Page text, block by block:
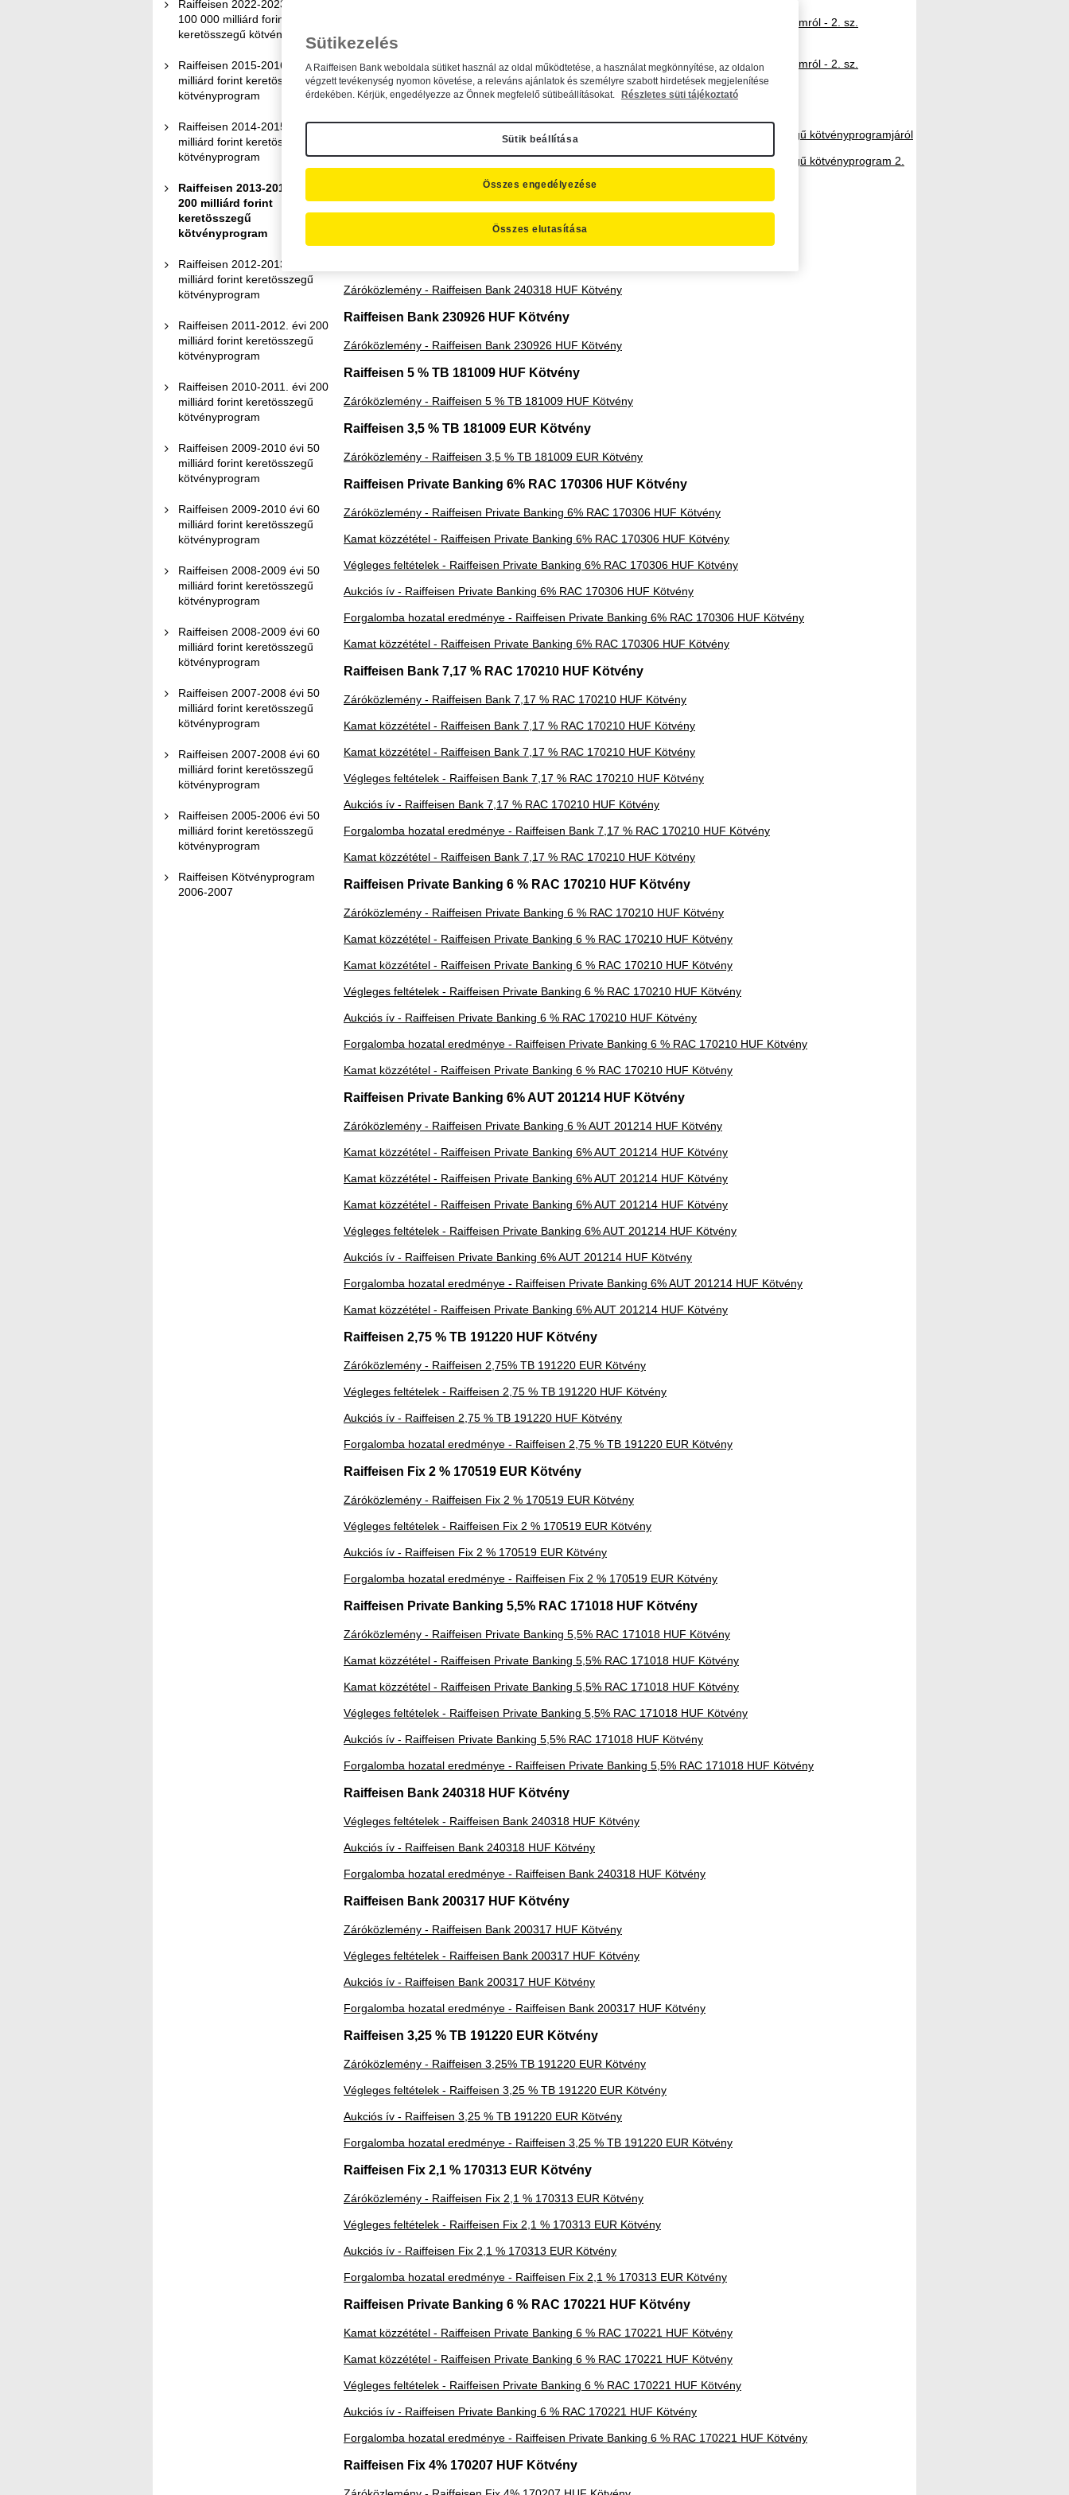
Raiffeisen 2022-2023. ÉVI
100 000 milliárd forint
keretösszegű kötvényprogram
Raiffeisen 2015-2016. évi 200
milliárd forint keretösszegű
kötvényprogram
Raiffeisen 2014-2015. évi 200
milliárd forint keretösszegű
kötvényprogram
Raiffeisen 2013-2014. évi
200 milliárd forint
keretösszegű
kötvényprogram
Raiffeisen 2012-2013. évi 200
milliárd forint keretösszegű
kötvényprogram
Raiffeisen 2011-2012. évi 200
milliárd forint keretösszegű
kötvényprogram
Raiffeisen 2010-2011. évi 200
milliárd forint keretösszegű
kötvényprogram
Raiffeisen 2009-2010 évi 50
milliárd forint keretösszegű
kötvényprogram
Raiffeisen 2009-2010 évi 60
milliárd forint keretösszegű
kötvényprogram
Raiffeisen 2008-2009 évi 50
milliárd forint keretösszegű
kötvényprogram
Raiffeisen 2008-2009 évi 60
milliárd forint keretösszegű
kötvényprogram
Raiffeisen 2007-2008 évi 50
milliárd forint keretösszegű
kötvényprogram
Raiffeisen 2007-2008 évi 60
milliárd forint keretösszegű
kötvényprogram
Raiffeisen 2005-2006 évi 50
milliárd forint keretösszegű
kötvényprogram
Raiffeisen Kötvényprogram
2006-2007
Alaptájékoztató a 2013-2014. évi 200 milliárd forint keretösszegű Raiffeisen kötvényprogramról - 2. sz.
kiegészítéssel
Alaptájékoztató a 2013-2014. évi 200 milliárd forint keretösszegű Raiffeisen kötvényprogramról - 2. sz.
kiegészítés
Hirdetmény a Raiffeisen Bank Zrt. Raiffeisen 2013-2014. évi 200 milliárd forint keretösszegű kötvényprogramjáról
Hirdetmény a Raiffeisen Bank Zrt. Raiffeisen 2013-2014. évi 200 milliárd forint keretösszegű kötvényprogram 2.
Kibocsátások a kötvényprogram alatt
Záróközlemény - Raiffeisen Bank 240318 HUF Kötvény
Raiffeisen Bank 230926 HUF Kötvény
Záróközlemény - Raiffeisen Bank 230926 HUF Kötvény
Raiffeisen 5 % TB 181009 HUF Kötvény
Záróközlemény - Raiffeisen 5 % TB 181009 HUF Kötvény
Raiffeisen 3,5 % TB 181009 EUR Kötvény
Záróközlemény - Raiffeisen 3,5 % TB 181009 EUR Kötvény
Raiffeisen Private Banking 6% RAC 170306 HUF Kötvény
Záróközlemény - Raiffeisen Private Banking 6% RAC 170306 HUF Kötvény
Kamat közzététel - Raiffeisen Private Banking 6% RAC 170306 HUF Kötvény
Végleges feltételek - Raiffeisen Private Banking 6% RAC 170306 HUF Kötvény
Aukciós ív - Raiffeisen Private Banking 6% RAC 170306 HUF Kötvény
Forgalomba hozatal eredménye - Raiffeisen Private Banking 6% RAC 170306 HUF Kötvény
Kamat közzététel - Raiffeisen Private Banking 6% RAC 170306 HUF Kötvény
Raiffeisen Bank 7,17 % RAC 170210 HUF Kötvény
Záróközlemény - Raiffeisen Bank 7,17 % RAC 170210 HUF Kötvény
Kamat közzététel - Raiffeisen Bank 7,17 % RAC 170210 HUF Kötvény
Kamat közzététel - Raiffeisen Bank 7,17 % RAC 170210 HUF Kötvény
Végleges feltételek - Raiffeisen Bank 7,17 % RAC 170210 HUF Kötvény
Aukciós ív - Raiffeisen Bank 7,17 % RAC 170210 HUF Kötvény
Forgalomba hozatal eredménye - Raiffeisen Bank 7,17 % RAC 170210 HUF Kötvény
Kamat közzététel - Raiffeisen Bank 7,17 % RAC 170210 HUF Kötvény
Raiffeisen Private Banking 6 % RAC 170210 HUF Kötvény
Záróközlemény - Raiffeisen Private Banking 6 % RAC 170210 HUF Kötvény
Kamat közzététel - Raiffeisen Private Banking 6 % RAC 170210 HUF Kötvény
Kamat közzététel - Raiffeisen Private Banking 6 % RAC 170210 HUF Kötvény
Végleges feltételek - Raiffeisen Private Banking 6 % RAC 170210 HUF Kötvény
Aukciós ív - Raiffeisen Private Banking 6 % RAC 170210 HUF Kötvény
Forgalomba hozatal eredménye - Raiffeisen Private Banking 6 % RAC 170210 HUF Kötvény
Kamat közzététel - Raiffeisen Private Banking 6 % RAC 170210 HUF Kötvény
Raiffeisen Private Banking 6% AUT 201214 HUF Kötvény
Záróközlemény - Raiffeisen Private Banking 6 % AUT 201214 HUF Kötvény
Kamat közzététel - Raiffeisen Private Banking 6% AUT 201214 HUF Kötvény
Kamat közzététel - Raiffeisen Private Banking 6% AUT 201214 HUF Kötvény
Kamat közzététel - Raiffeisen Private Banking 6% AUT 201214 HUF Kötvény
Végleges feltételek - Raiffeisen Private Banking 6% AUT 201214 HUF Kötvény
Aukciós ív - Raiffeisen Private Banking 6% AUT 201214 HUF Kötvény
Forgalomba hozatal eredménye - Raiffeisen Private Banking 6% AUT 201214 HUF Kötvény
Kamat közzététel - Raiffeisen Private Banking 6% AUT 201214 HUF Kötvény
Raiffeisen 2,75 % TB 191220 HUF Kötvény
Záróközlemény - Raiffeisen 2,75% TB 191220 EUR Kötvény
Végleges feltételek - Raiffeisen 2,75 % TB 191220 HUF Kötvény
Aukciós ív - Raiffeisen 2,75 % TB 191220 HUF Kötvény
Forgalomba hozatal eredménye - Raiffeisen 2,75 % TB 191220 EUR Kötvény
Raiffeisen Fix 2 % 170519 EUR Kötvény
Záróközlemény - Raiffeisen Fix 2 % 170519 EUR Kötvény
Végleges feltételek - Raiffeisen Fix 2 % 170519 EUR Kötvény
Aukciós ív - Raiffeisen Fix 2 % 170519 EUR Kötvény
Forgalomba hozatal eredménye - Raiffeisen Fix 2 % 170519 EUR Kötvény
Raiffeisen Private Banking 5,5% RAC 171018 HUF Kötvény
Záróközlemény - Raiffeisen Private Banking 5,5% RAC 171018 HUF Kötvény
Kamat közzététel - Raiffeisen Private Banking 5,5% RAC 171018 HUF Kötvény
Kamat közzététel - Raiffeisen Private Banking 5,5% RAC 171018 HUF Kötvény
Végleges feltételek - Raiffeisen Private Banking 5,5% RAC 171018 HUF Kötvény
Aukciós ív - Raiffeisen Private Banking 5,5% RAC 171018 HUF Kötvény
Forgalomba hozatal eredménye - Raiffeisen Private Banking 5,5% RAC 171018 HUF Kötvény
Raiffeisen Bank 240318 HUF Kötvény
Végleges feltételek - Raiffeisen Bank 240318 HUF Kötvény
Aukciós ív - Raiffeisen Bank 240318 HUF Kötvény
Forgalomba hozatal eredménye - Raiffeisen Bank 240318 HUF Kötvény
Raiffeisen Bank 200317 HUF Kötvény
Záróközlemény - Raiffeisen Bank 200317 HUF Kötvény
Végleges feltételek - Raiffeisen Bank 200317 HUF Kötvény
Aukciós ív - Raiffeisen Bank 200317 HUF Kötvény
Forgalomba hozatal eredménye - Raiffeisen Bank 200317 HUF Kötvény
Raiffeisen 3,25 % TB 191220 EUR Kötvény
Záróközlemény - Raiffeisen 3,25% TB 191220 EUR Kötvény
Végleges feltételek - Raiffeisen 3,25 % TB 191220 EUR Kötvény
Aukciós ív - Raiffeisen 3,25 % TB 191220 EUR Kötvény
Forgalomba hozatal eredménye - Raiffeisen 3,25 % TB 191220 EUR Kötvény
Raiffeisen Fix 2,1 % 170313 EUR Kötvény
Záróközlemény - Raiffeisen Fix 2,1 % 170313 EUR Kötvény
Végleges feltételek - Raiffeisen Fix 2,1 % 170313 EUR Kötvény
Aukciós ív - Raiffeisen Fix 2,1 % 170313 EUR Kötvény
Forgalomba hozatal eredménye - Raiffeisen Fix 2,1 % 170313 EUR Kötvény
Raiffeisen Private Banking 6 % RAC 170221 HUF Kötvény
Kamat közzététel - Raiffeisen Private Banking 6 % RAC 170221 HUF Kötvény
Kamat közzététel - Raiffeisen Private Banking 6 % RAC 170221 HUF Kötvény
Végleges feltételek - Raiffeisen Private Banking 6 % RAC 170221 HUF Kötvény
Aukciós ív - Raiffeisen Private Banking 6 % RAC 170221 HUF Kötvény
Forgalomba hozatal eredménye - Raiffeisen Private Banking 6 % RAC 170221 HUF Kötvény
Raiffeisen Fix 4% 170207 HUF Kötvény
Sütikezelés
A Raiffeisen Bank weboldala sütiket használ az oldal működtetése, a használat megkönnyítése, az oldalon
végzett tevékenység nyomon követése, a releváns ajánlatok és személyre szabott hirdetések megjelenítése
érdekében. Kérjük, engedélyezze az Önnek megfelelő sütibeállításokat.
Részletes süti tájékoztató
Sütik beállítása
Összes elutasítása
Összes engedélyezése